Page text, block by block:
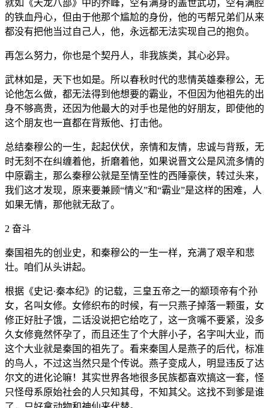
就如《天龙八部》中的乔峰，空有满身的盖世武功，空有满腔
的铁血丹心，但由于他那个尴尬的身份，他的丐帮兄弟们从来
都没有把他当过自己人，他，永远都无法实现自己的抱负。
再怎么努力，你也是个契丹人，非我族类，其心必异。
武林如是，天下也如是。所以春秋时代的悲情英雄秦穆公，无
论他怎么做，都无法得到他想要的霸业，不但因为他祖先的出
身不够高贵，还因为他最大的对手也是他的好朋友，即使他的
这个朋友也一直都在背叛他、打击他。
总结秦穆公的一生，起起伏伏，亲情和友情，忠诚与背叛，无
时无刻不在纠缠着他，折磨着他，如果说晋文公是风流多情的
中原霸主，那么秦穆公就是至情至性的西陲豪侠，转过头来，
我们这才发现，原来要兼顾“情义”和“霸业”是这样的困难，人
如果无情，那他就无敌了。
2 奋斗
秦国祖先的创业史，和秦穆公的一生一样，充满了艰辛和悲
壮。咱们从头讲起。
根据《史记·秦本纪》的记载，三皇五帝之一的颛顼帝有个孙
女，名叫女修。女修织布的时候，有一只燕子掉落一颗蛋，女
修正好肚子饿，二话没说把它给吃了，这一贪嘴不要紧，没多
久女修竟然怀孕了，而且还生了个大胖小子，名字叫大业，而
这个大业就是秦国的祖先了。看来秦国人是燕子的后代，标准
的鸟人，不过这当然只是个传说。燕子变成人，明显违反了达
尔文的进化论嘛！其实世界各地很多民族都喜欢搞这一套，怪
只怪母系原始社会的人只知其母，不知其父。这找不到爹是谁